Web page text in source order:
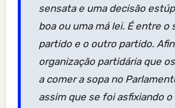
sensata e uma decisão
boa ou uma má lei. É entre o
partido e o outro partido.
organização partidária que
a comer a sopa no
assim que se foi asfixiando o